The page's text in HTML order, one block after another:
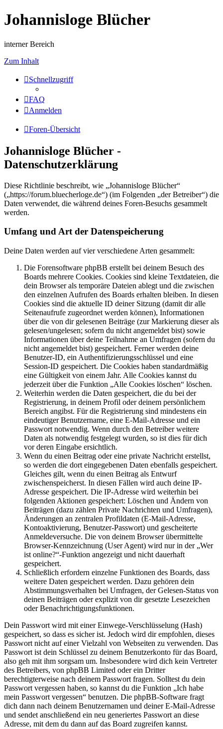
Johannisloge Blücher
interner Bereich
Zum Inhalt
Schnellzugriff
FAQ
Anmelden
Foren-Übersicht
Johannisloge Blücher -
Datenschutzerklärung
Diese Richtlinie beschreibt, wie „Johannisloge Blücher“
(„https://forum.bluecherloge.de“) (im Folgenden „der Betreiber“) die
Daten verwendet, die während deines Foren-Besuchs gesammelt
werden.
Umfang und Art der Datenspeicherung
Deine Daten werden auf vier verschiedene Arten gesammelt:
Die Forensoftware phpBB erstellt bei deinem Besuch des
Boards mehrere Cookies. Cookies sind kleine Textdateien, die
dein Browser als temporäre Dateien ablegt und die zwischen
den einzelnen Aufrufen des Boards erhalten bleiben. In diesen
Cookies sind die aktuelle ID deiner Sitzung (damit dir alle
Seitenaufrufe zugeordnet werden können), Informationen
über die von dir gelesenen Beiträge (zur Markierung dieser als
gelesen/ungelesen; sofern du nicht angemeldet bist) sowie
Informationen über deine Teilnahme an Umfragen (sofern du
nicht angemeldet bist) gespeichert. Ferner werden deine
Benutzer-ID, ein Authentifizierungsschlüssel und eine
Session-ID gespeichert. Die Cookies haben standardmäßig
eine Gültigkeit von einem Jahr. Alle Cookies kannst du
jederzeit über die Funktion „Alle Cookies löschen“ löschen.
Weiterhin werden die Daten gespeichert, die du bei der
Registrierung, in deinem Profil oder deinem persönlichem
Bereich angibst. Für die Registrierung sind mindestens ein
eindeutiger Benutzername, eine E-Mail-Adresse und ein
Passwort notwendig. Wenn durch den Betreiber weitere
Daten als notwendig festgelegt wurden, so ist dies für dich
vor deren Eingabe ersichtlich.
Wenn du einen Beitrag oder eine private Nachricht erstellst,
so werden die dort eingegebenen Daten ebenfalls gespeichert.
Gleiches gilt, wenn du einen Beitrag als Entwurf
zwischenspeicherst. In diesen Fällen wird auch deine IP-
Adresse gespeichert. Die IP-Adresse wird weiterhin bei
folgenden Aktionen gespeichert: Löschen und Ändern von
Beiträgen (dazu zählen Private Nachrichten und Umfragen),
Änderungen an zentralen Profildaten (E-Mail-Adresse,
Kontoaktivierung, Benutzer-Passwort) und gescheiterte
Anmeldeversuche. Die von deinem Browser übermittelte
Browser-Kennzeichnung (User Agent) wird nur in der „Wer
ist online?“-Funktion angezeigt und nicht dauerhaft
gespeichert.
Schließlich erfordern einzelne Funktionen des Boards, dass
weitere Daten gespeichert werden. Dazu gehören dein
Abstimmungsverhalten bei Umfragen, der Gelesen-Status von
deinen Beiträgen oder explizit von dir gesetzte Lesezeichen
oder Benachrichtigungsfunktionen.
Dein Passwort wird mit einer Einwege-Verschlüsselung (Hash)
gespeichert, so dass es sicher ist. Jedoch wird dir empfohlen, dieses
Passwort nicht auf einer Vielzahl von Webseiten zu verwenden. Das
Passwort ist dein Schlüssel zu deinem Benutzerkonto für das Board,
also geh mit ihm sorgsam um. Insbesondere wird dich kein Vertreter
des Betreibers, von phpBB Limited oder ein Dritter
berechtigterweise nach deinem Passwort fragen. Solltest du dein
Passwort vergessen haben, so kannst du die Funktion „Ich habe
mein Passwort vergessen“ benutzen. Die phpBB-Software fragt
dich dann nach deinem Benutzernamen und deiner E-Mail-Adresse
und sendet anschließend ein neu generiertes Passwort an diese
Adresse, mit dem du dann auf das Board zugreifen kannst.